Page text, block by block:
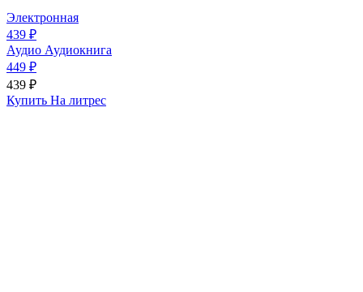
Электронная
439 ₽
Аудио Аудиокнига
449 ₽
439 ₽
Купить На литрес